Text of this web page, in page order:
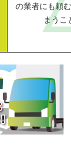
の業者にも頼
まうこ